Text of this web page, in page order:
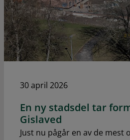
30 april 2026
En ny stadsdel tar
Gislaved
Just nu pågår en av de mest